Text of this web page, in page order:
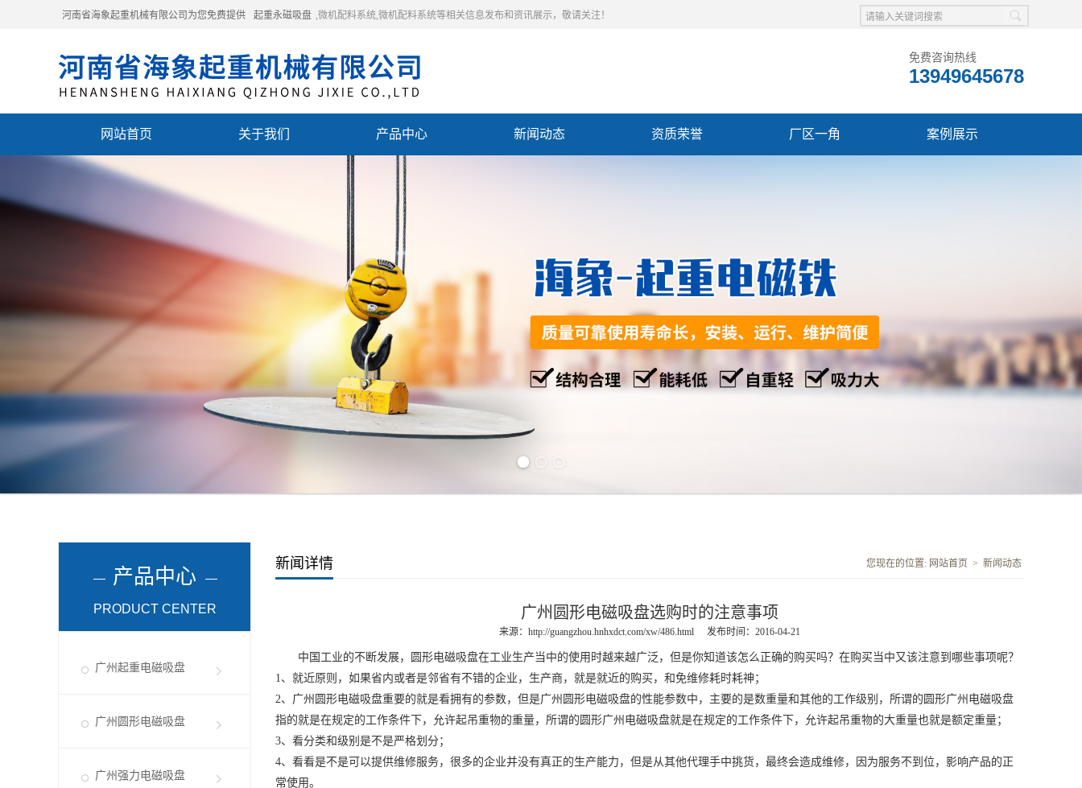
河南省海象起重机械有限公司为您免费提供 起重永磁吸盘 ,微机配料系统,微机配料系统等相关信息发布和资讯展示，敬请关注！
免费咨询热线
13949645678
网站首页 关于我们 产品中心 新闻动态 资质荣誉 厂区一角 案例展示
联系我们
产品中心
PRODUCT CENTER
广州起重电磁吸盘
广州圆形电磁吸盘
广州强力电磁吸盘
新闻详情 您现在的位置: 网站首页 > 新闻动态
广州圆形电磁吸盘选购时的注意事项
来源： http://guangzhou.hnhxdct.com/xw/486.html 发布时间：2016-04-21
中国工业的不断发展， 圆形电磁吸盘在工业生产当中的使用时越来越广泛，但是你知道该怎么正确的购买吗？在购买当中又该注意到哪些事项呢？
1、就近原则，如果省内或者是邻省有不错的企业，生产商，就是就近的购买，和免维修耗时耗神；
2、 广州圆形电磁吸盘重要的就是看拥有的参数，但是广州圆形电磁吸盘的性能参数中，主要的是数重量和其他的工作级别，所谓的圆形广州电磁吸盘
指的就是在规定的工作条件下，允许起吊重物的重量，所谓的圆形广州电磁吸盘就是在规定的工作条件下，允许起吊重物的大重量也就是额定重量；
3、看分类和级别是不是严格划分；
4、看看是不是可以提供维修服务，很多的企业并没有真正的生产能力，但是从其他代理手中挑货，最终会造成维修，因为服务不到位，影响产品的正
常使用。